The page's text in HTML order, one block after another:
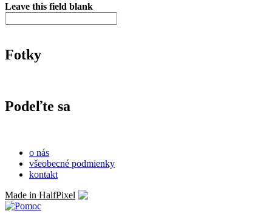
Leave this field blank
Fotky
Podeľte sa
o nás
všeobecné podmienky
kontakt
Made in HalfPixel